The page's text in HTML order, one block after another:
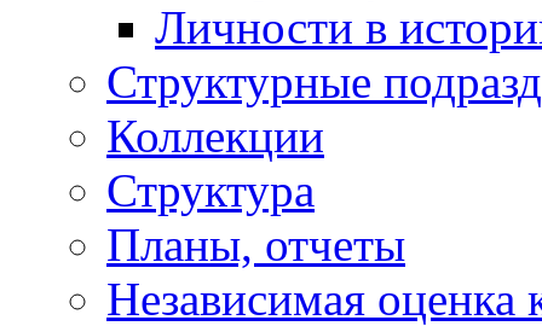
Личности в
Структурные
Коллекции
Структура
Планы, отчеты
Независимая оценка